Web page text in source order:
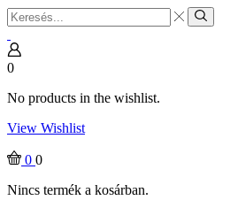
Search
input
Search
0
No products in the wishlist.
View Wishlist
0 0
Nincs termék a kosárban.